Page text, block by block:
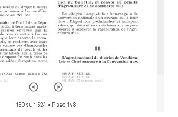
150 sur 524 • Page 148